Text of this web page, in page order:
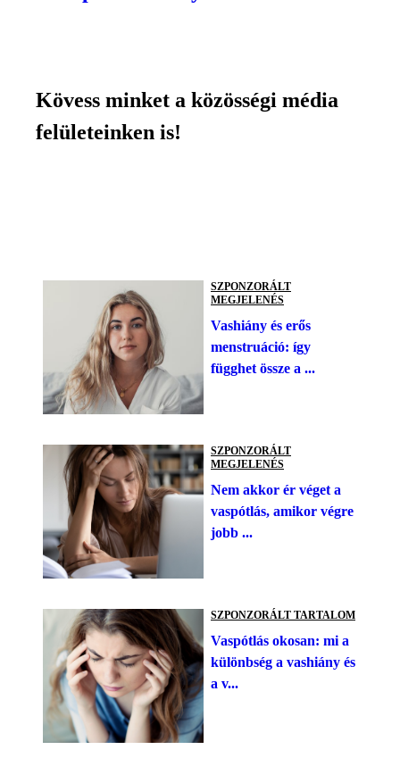
Kövess minket a közösségi média
felületeinken is!
SZPONZORÁLT
MEGJELENÉS
Vashiány és erős
menstruáció: így
függhet össze a ...
SZPONZORÁLT
MEGJELENÉS
Nem akkor ér véget a
vaspótlás, amikor végre
jobb ...
SZPONZORÁLT TARTALOM
Vaspótlás okosan: mi a
különbség a vashiány és
a v...